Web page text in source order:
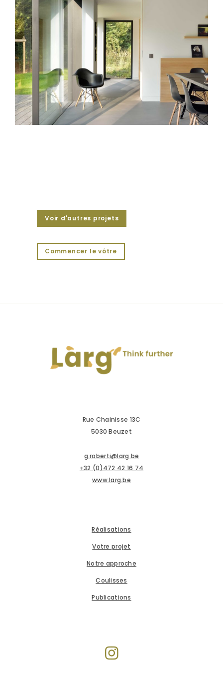
Voir d'autres projets
Commencer le vôtre
Rue Chainisse 13C
5030 Beuzet
g.roberti@larg.be
+32 (0)472 42 16 74
www.larg.be
Réalisations
Votre projet
Notre approche
Coulisses
Publications